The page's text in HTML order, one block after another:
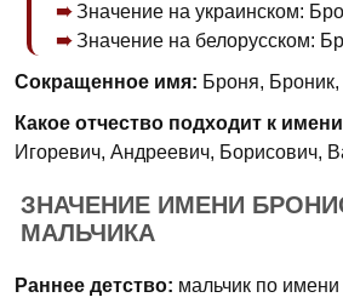
Значение на украинском:
Значение на белорусском:
Сокращенное имя: Броня,
Какое отчество подходит к
Игоревич, Андреевич, Борисович,
ЗНАЧЕНИЕ ИМЕНИ
МАЛЬЧИКА
Раннее детство: мальчик по